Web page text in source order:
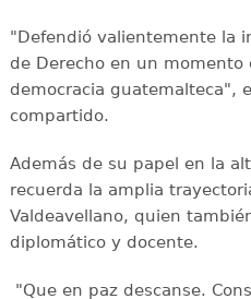
"Defendió valientemente la
de Derecho en un momento
democracia guatemalteca",
compartido.
Además de su papel en la
recuerda la amplia
Valdeavellano, quien
diplomático y docente.
"Que en paz descanse.